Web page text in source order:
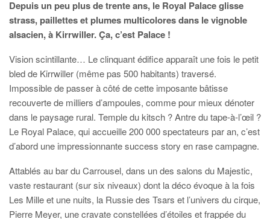
Depuis un peu plus de trente ans, le Royal Palace glisse
strass, paillettes et plumes multicolores dans le vignoble
alsacien, à Kirrwiller. Ça, c’est Palace !
Vision scintillante… Le clinquant édifice apparaît une fois le petit
bled de Kirrwiller (même pas 500 habitants) traversé.
Impossible de passer à côté de cette imposante bâtisse
recouverte de milliers d’ampoules, comme pour mieux dénoter
dans le paysage rural. Temple du kitsch ? Antre du tape-à-l’œil ?
Le Royal Palace, qui accueille 200 000 spectateurs par an, c’est
d’abord une impressionnante success story en rase campagne.
Attablés au bar du Carrousel, dans un des salons du Majestic,
vaste restaurant (sur six niveaux) dont la déco évoque à la fois
Les Mille et une nuits, la Russie des Tsars et l’univers du cirque,
Pierre Meyer, une cravate constellées d’étoiles et frappée du